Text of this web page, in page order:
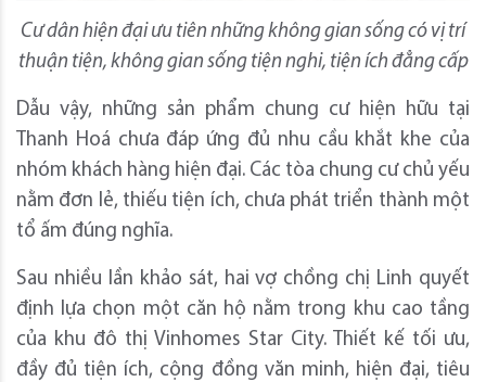
Cư dân hiện đại ưu tiên những không gian sống có vị trí
thuận tiện, không gian sống tiện nghi, tiện ích đẳng cấp
Dẫu vậy, những sản phẩm chung cư hiện hữu tại
Thanh Hoá chưa đáp ứng đủ nhu cầu khắt khe của
nhóm khách hàng hiện đại. Các tòa chung cư chủ yếu
nằm đơn lẻ, thiếu tiện ích, chưa phát triển thành một
tổ ấm đúng nghĩa.
Sau nhiều lần khảo sát, hai vợ chồng chị Linh quyết
định lựa chọn một căn hộ nằm trong khu cao tầng
của khu đô thị Vinhomes Star City. Thiết kế tối ưu,
đầy đủ tiện ích, cộng đồng văn minh, hiện đại, tiêu